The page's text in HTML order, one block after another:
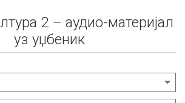
2 – аудио-материјал
уз уџбеник